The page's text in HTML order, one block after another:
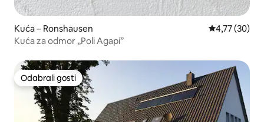
Kuća – Ronshausen Prosječna
4,77 (30)
Kuća za odmor „Poli Agapi”
Odabrali gosti
Odabrali gosti